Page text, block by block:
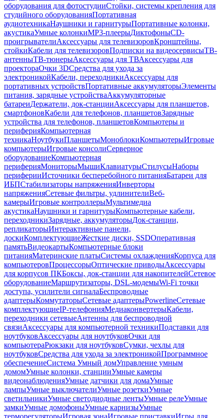
оборудования для фотостудииСтойки, системы крепления для
студийного оборудованияПортативная
аудиотехникаНаушники и гарнитурыПортативные колонки,
акустикаУмные колонкиMP3-плеерыДиктофоныCD-
проигрывателиАксессуары для телевизоровКронштейны,
стойкиКабели для телевизоровПодписки на видеосервисыТВ-
антенныТВ-тюнерыАксессуары для ТВАксессуары для
проектораОчки 3DСредства для ухода за
электроникойКабели, переходникиАксессуары для
портативных устройствПортативные аккумуляторыЭлементы
питания, зарядные устройстваАккумуляторные
батареиДержатели, док-станцииАксессуары для планшетов,
смартфоновКабели для телефонов, планшетовЗарядные
устройства для телефонов, планшетовКомпьютеры и
периферияКомпьютерная
техникаНоутбукиПланшетыМоноблокиКомпьютерыИгровые
компьютерыИгровые консолиСерверное
оборудованиеКомпьютерная
периферияМониторыМышиКлавиатурыСтилусыНаборы
периферииИсточники бесперебойного питанияБатареи для
ИБПСтабилизаторы напряженияИнверторы
напряженияСетевые фильтры, удлинителиВеб-
камерыИгровые контроллерыМультимедиа
акустикаНаушники и гарнитурыКомпьютерные кабели,
переходникиЗарядные, аккумуляторыДок-станции,
репликаторыИнтерактивные панели,
доскиКомплектующиеЖесткие диски, SSDОперативная
памятьВидеокартыКомпьютерные блоки
питанияМатеринские платыСистемы охлажденияКорпуса для
компьютеровПроцессорыОптические приводыАксессуары
для корпусов ПКБоксы, док-станции для накопителейСетевое
оборудованиеМаршрутизаторы, DSL-модемыWi-Fi точки
доступа, усилители сигналаБеспроводные
адаптерыКоммутаторыСетевые адаптерыPowerlineСетевые
комплектующиеIP-телефонияМедиаконвертерыКабели,
переходники сетевыеАнтенны для беспроводной
связиАксессуары для компьютерной техникиПодставки для
ноутбуковАксессуары для ноутбуковОчки для
компьютераРюкзаки для ноутбуковСумки, чехлы для
ноутбуковСредства для ухода за электроникойПрограммное
обеспечениеСистема Умный домУправление умным
домомУмные колонки, станцииУмные камеры
видеонаблюденияУмные датчики для домаУмные
лампыУмные выключателиУмные розеткиУмные
светильникиУмные светодиодные лентыУмные релеУмные
замкиУмные домофоныУмные карнизыУмные
терморегуляторыИгровая зонаИгровые приставкиИгры для